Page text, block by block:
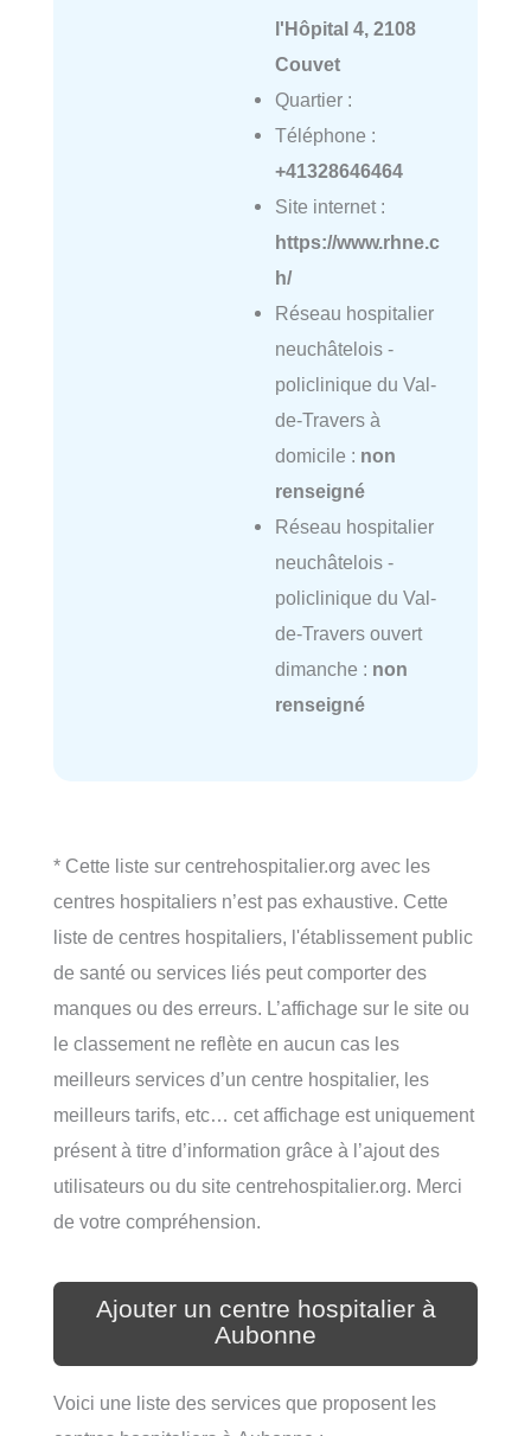
l'Hôpital 4, 2108
Couvet
Quartier :
Téléphone :
+41328646464
Site internet :
https://www.rhne.c
h/
Réseau hospitalier
neuchâtelois -
policlinique du Val-
de-Travers à
domicile : non
renseigné
Réseau hospitalier
neuchâtelois -
policlinique du Val-
de-Travers ouvert
dimanche : non
renseigné
* Cette liste sur centrehospitalier.org avec les
centres hospitaliers n’est pas exhaustive. Cette
liste de centres hospitaliers, l'établissement public
de santé ou services liés peut comporter des
manques ou des erreurs. L’affichage sur le site ou
le classement ne reflète en aucun cas les
meilleurs services d’un centre hospitalier, les
meilleurs tarifs, etc… cet affichage est uniquement
présent à titre d’information grâce à l’ajout des
utilisateurs ou du site centrehospitalier.org. Merci
de votre compréhension.
Ajouter un centre hospitalier à
Aubonne
Voici une liste des services que proposent les